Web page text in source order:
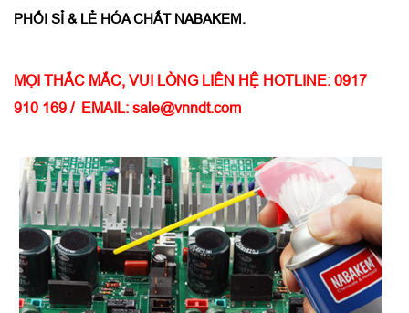
PHỐI SỈ & LẺ HÓA CHẤT NABAKEM.
MỌI THẮC MẮC, VUI LÒNG LIÊN HỆ HOTLINE: 0917
910 169 / EMAIL: sale@vnndt.com